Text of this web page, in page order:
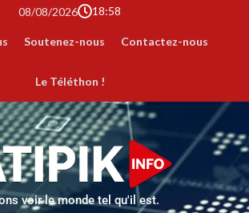
08/08/2026 18:58
Soutenez-nous Contactez-nous
Le Téléthon !
voir le monde tel qu'il est.